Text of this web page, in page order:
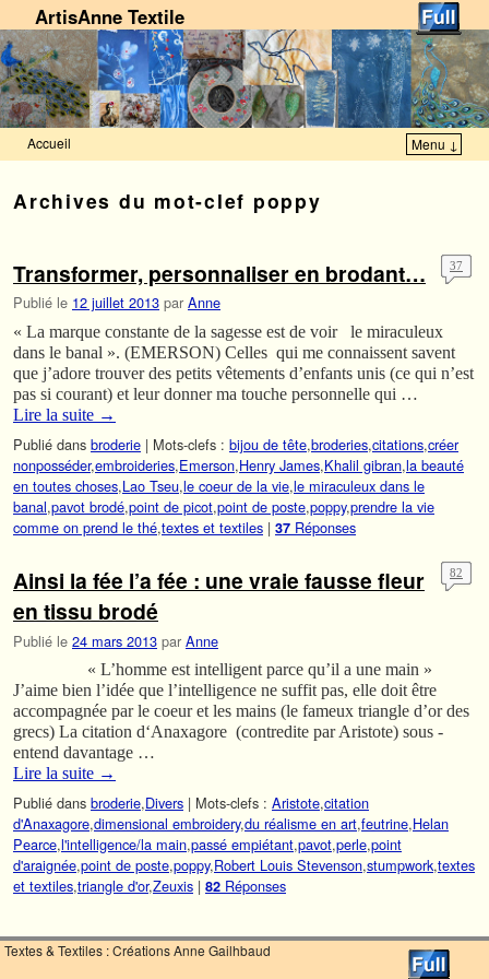
ArtisAnne Textile
Accueil Menu ↓
Archives du mot-clef poppy
Transformer, personnaliser en brodant…
Publié le 12 juillet 2013 par Anne
37
« La marque constante de la sagesse est de voir le miraculeux
dans le banal ». (EMERSON) Celles qui me connaissent savent
que j’adore trouver des petits vêtements d’enfants unis (ce qui n’est
pas si courant) et leur donner ma touche personnelle qui …
Lire la suite →
Publié dans broderie | Mots-clefs : bijou de tête,broderies,citations,créer
nonposséder,embroideries,Emerson,Henry James,Khalil gibran,la beauté
en toutes choses,Lao Tseu,le coeur de la vie,le miraculeux dans le
banal,pavot brodé,point de picot,point de poste,poppy,prendre la vie
comme on prend le thé,textes et textiles | 37 Réponses
Ainsi la fée l’a fée : une vraie fausse fleur
en tissu brodé
Publié le 24 mars 2013 par Anne
82
« L’homme est intelligent parce qu’il a une main »
J’aime bien l’idée que l’intelligence ne suffit pas, elle doit être
accompagnée par le coeur et les mains (le fameux triangle d’or des
grecs) La citation d‘Anaxagore (contredite par Aristote) sous -
entend davantage …
Lire la suite →
Publié dans broderie,Divers | Mots-clefs : Aristote,citation
d'Anaxagore,dimensional embroidery,du réalisme en art,feutrine,Helan
Pearce,l'intelligence/la main,passé empiétant,pavot,perle,point
d'araignée,point de poste,poppy,Robert Louis Stevenson,stumpwork,textes
et textiles,triangle d'or,Zeuxis | 82 Réponses
Textes & Textiles : Créations Anne Gailhbaud